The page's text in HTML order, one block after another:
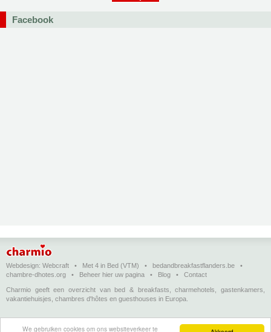
We gebruiken cookies om ons websiteverkeer te
Facebook
Webdesign: Webcraft • Met 4 in Bed (VTM) • bedandbreakfastflanders.be •
chambre-dhotes.org • Beheer hier uw pagina • Blog • Contact
Charmio geeft een overzicht van bed & breakfasts, charmehotels, gastenkamers,
vakantiehuisjes, chambres d'hôtes en guesthouses in Europa.
Bed & breakfasts, charmehotels en vakantiehuizen (in het Nederlands)•Chambres
d'hôtes, hôtels de charme et logements de vacances
(en français) • Bed &